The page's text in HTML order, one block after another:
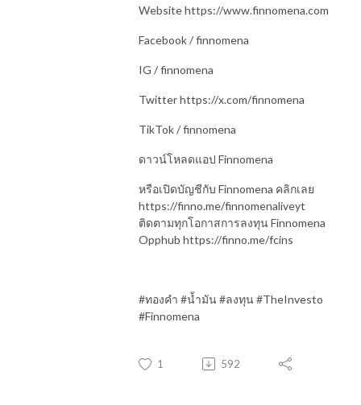
Website https://www.finnomena.com
Facebook / finnomena
IG / finnomena
Twitter https://x.com/finnomena
TikTok / finnomena
ดาวน์โหลดแอป Finnomena
หรือเปิดบัญชีกับ Finnomena คลิกเลย
https://finno.me/finnomenaliveyt
ติดตามทุกโอกาสการลงทุน Finnomena
Opphub https://finno.me/fcins
#ทองคำ #น้ำมัน #ลงทุน #TheInvesto
#Finnomena
1 592